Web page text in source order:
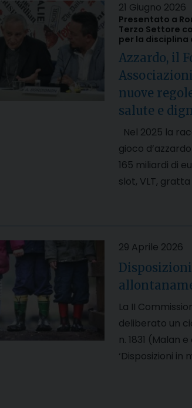
21 Giugno 2026
Presentato a
Terzo Settore
per la
Azzardo, il
nuove
salute e
Nel 2025 la
gioco
165 miliardi di
slot, VLT, gratta
29 Aprile 2026
La II
deliberato un
n. 1831 (Malan
‘Disposizioni in